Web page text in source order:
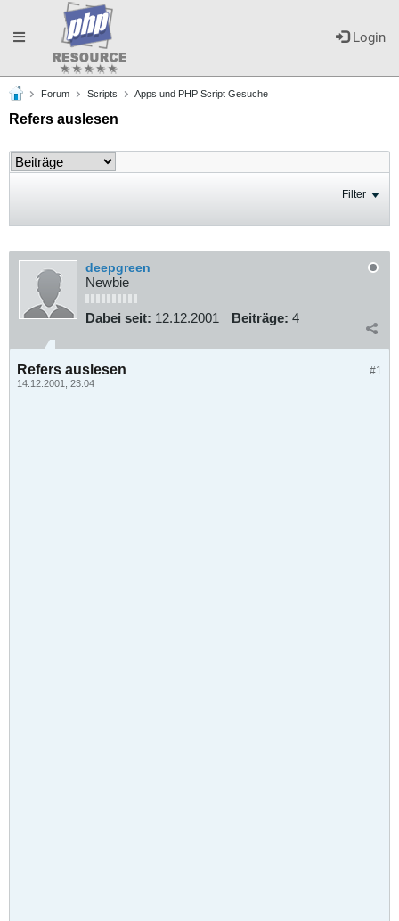
Login
Toggle
navigation
Forum Scripts Apps und PHP Script Gesuche
Refers auslesen
Filter
deepgreen
Newbie
Dabei seit: 12.12.2001 Beiträge: 4
#1
Refers auslesen
14.12.2001, 23:04